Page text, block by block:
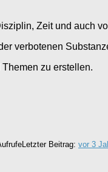
Zeit und auch
verbotenen
zu erstellen.
Letzter Beitrag: vor 3